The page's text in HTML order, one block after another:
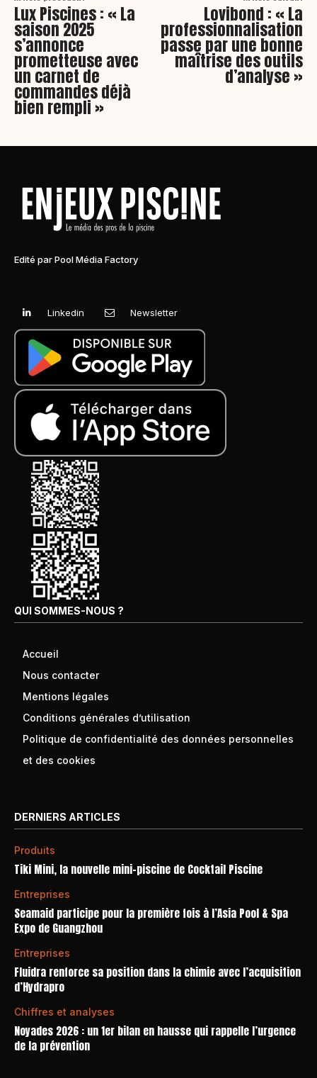
Lux Piscines : « La
saison 2025
s’annonce
prometteuse avec
un carnet de
commandes déjà
bien rempli »
Lovibond : « La
professionnalisation
passe par une bonne
maîtrise des outils
d’analyse »
Edité par Pool Média Factory
Linkedin Newsletter
QUI SOMMES-NOUS ?
Accueil
Nous contacter
Mentions légales
Conditions générales d’utilisation
Politique de confidentialité des données personnelles
et des cookies
DERNIERS ARTICLES
Produits
Tiki Mini, la nouvelle mini-piscine de Cocktail Piscine
Entreprises
Seamaid participe pour la première fois à l’Asia Pool & Spa
Expo de Guangzhou
Entreprises
Fluidra renforce sa position dans la chimie avec l’acquisition
d’Hydrapro
Chiffres et analyses
Noyades 2026 : un 1er bilan en hausse qui rappelle l’urgence
de la prévention